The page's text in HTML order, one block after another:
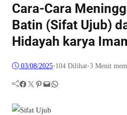
Cara-Cara
Batin (Sifat Ujub)
Hidayah karya
03/08/2025•104 Dilihat•3 Menit
Facebook Twitter Pinterest Mail WhatsApp